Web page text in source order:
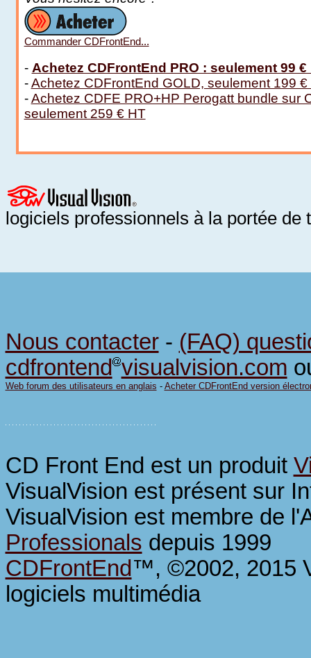
Commander CDFrontEnd...
- Achetez CDFrontEnd PRO : seulement 99 €
-Achetez CDFrontEnd GOLD, seulement 199 €
-Achetez CDFE PRO+HP Perogatt bundle sur
seulement 259 € HT
logiciels professionnels à la portée de
Nous contacter- (FAQ)
cdfrontend visualvision.com
Web forum des utilisateurs en anglais - Acheter CDFrontEnd version
CD Front End est un produit
VisualVision est présent sur
VisualVision est membre de
Professionals depuis 1999
CDFrontEnd™, ©2002, 2015
logiciels multimédia